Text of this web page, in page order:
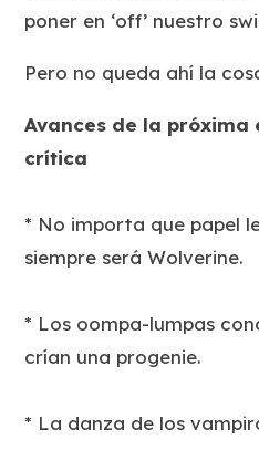
poner en ‘off’ nuestro
Pero no queda ahí la
Avances de la próxima
crítica
* No importa que papel
siempre será Wolverine.
* Los oompa-lumpas
crían una progenie.
* La danza de los